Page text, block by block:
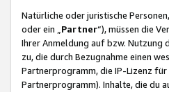
Natürliche oder juristische
oder ein „Partner“), müssen die
Ihrer Anmeldung auf bzw. Nutzung
zu, die durch Bezugnahme einen
Partnerprogramm, die IP-Lizenz
Partnerprogramm). Inhalte, die du